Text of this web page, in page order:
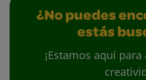
¿No puedes
estás
¡Estamos aquí